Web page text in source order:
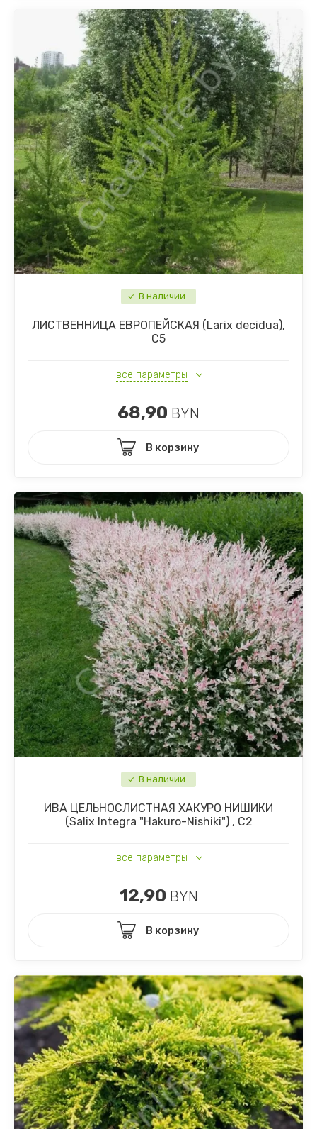
В наличии
ЛИСТВЕННИЦА ЕВРОПЕЙСКАЯ (Larix decidua),
С5
все параметры
68,90 BYN
В корзину
В наличии
ИВА ЦЕЛЬНОСЛИСТНАЯ ХАКУРО НИШИКИ
(Salix Integra "Hakuro-Nishiki") , С2
все параметры
12,90 BYN
В корзину